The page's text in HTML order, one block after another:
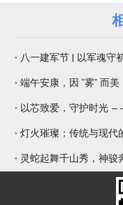
灯火璀璨；传统与现代